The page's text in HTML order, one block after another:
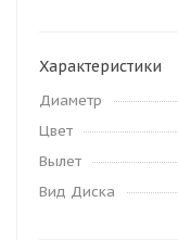
Характеристики
Диаметр
Цвет
Вылет
Вид Диска